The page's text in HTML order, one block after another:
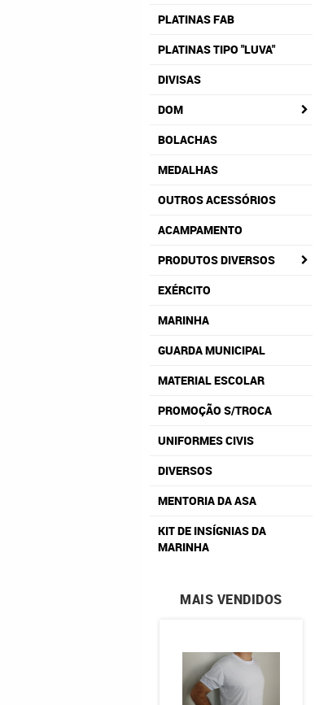
PLATINAS FAB
PLATINAS TIPO "LUVA"
DIVISAS
DOM
BOLACHAS
MEDALHAS
OUTROS ACESSÓRIOS
ACAMPAMENTO
PRODUTOS DIVERSOS
EXÉRCITO
MARINHA
GUARDA MUNICIPAL
MATERIAL ESCOLAR
PROMOÇÃO S/TROCA
UNIFORMES CIVIS
DIVERSOS
MENTORIA DA ASA
KIT DE INSÍGNIAS DA
MARINHA
MAIS VENDIDOS